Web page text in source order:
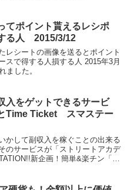
てポイント貰えるレシポ
る人 2015/3/12
レシートの画像を送るとポイント
スで得する人損する人 2015年3月
ました。
入をゲットできるサービ
Time Ticket スマステー
かして副収入を稼ぐことの出来る
のサービスが「ストリートアカデ
新企画！簡単&楽チン「副